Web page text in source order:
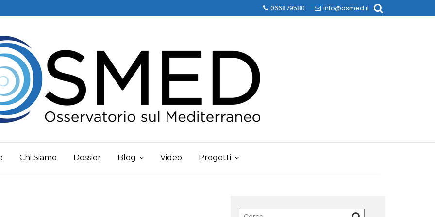
066879580 info@osmed.it
Chi Siamo Dossier Blog Video Progetti